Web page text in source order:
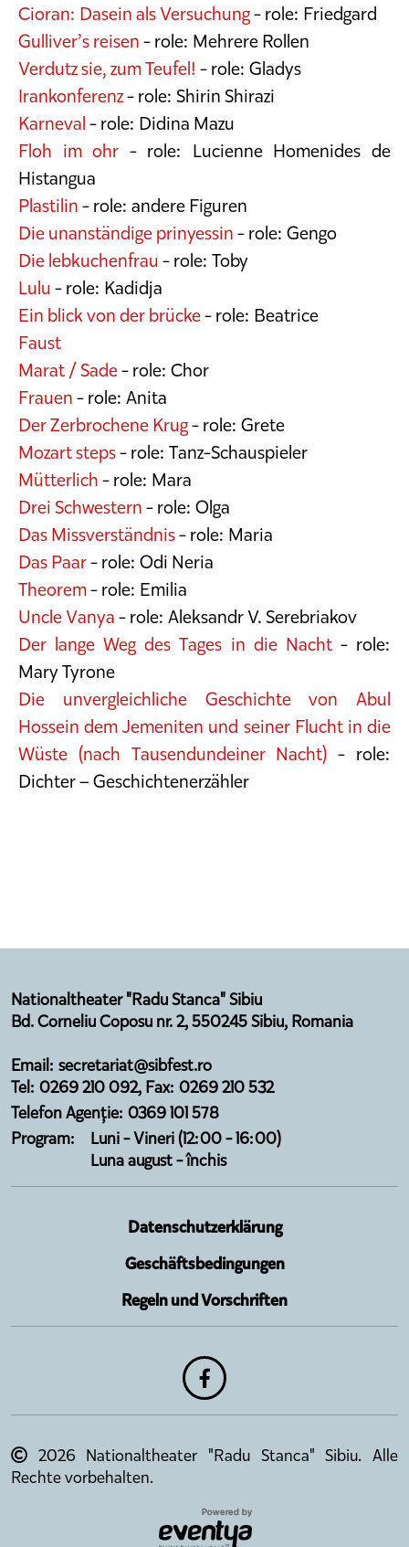
Cioran: Dasein als Versuchung- role: Friedgard
Gulliver’s reisen- role: Mehrere Rollen
Verdutz sie, zum Teufel! - role: Gladys
Irankonferenz- role: Shirin Shirazi
Karneval- role: Didina Mazu
Floh im ohr - role: Lucienne Homenides de
Histangua
Plastilin- role: andere Figuren
Die unanständige prinyessin- role: Gengo
Die lebkuchenfrau- role: Toby
Lulu- role: Kadidja
Ein blick von der brücke- role: Beatrice
Faust
Marat / Sade- role: Chor
Frauen- role: Anita
Der Zerbrochene Krug- role: Grete
Mozart steps- role: Tanz-Schauspieler
Mütterlich- role: Mara
Drei Schwestern- role: Olga
Das Missverständnis- role: Maria
Das Paar- role: Odi Neria
Theorem- role: Emilia
Uncle Vanya- role: Aleksandr V. Serebriakov
Der lange Weg des Tages in die Nacht- role:
Mary Tyrone
Die unvergleichliche Geschichte von Abul
Hossein dem Jemeniten und seiner Flucht in die
Wüste (nach Tausendundeiner Nacht) - role:
Dichter – Geschichtenerzähler
Nationaltheater "Radu Stanca" Sibiu
Bd. Corneliu Coposu nr. 2, 550245 Sibiu, Romania
Email: secretariat@sibfest.ro
Tel: 0269 210 092, Fax: 0269 210 532
Telefon Agenție: 0369 101 578
Program:
Luni - Vineri (12:00 - 16:00)
Luna august - închis
Datenschutzerklärung
Geschäftsbedingungen
Regeln und Vorschriften
2026 Nationaltheater "Radu Stanca" Sibiu. Alle
Rechte vorbehalten.